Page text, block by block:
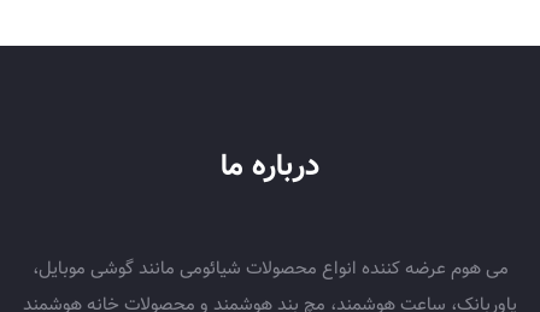
درباره ما
می هوم عرضه کننده انواع محصولات شیائومی مانند گوشی موبایل،
پاوربانک، ساعت هوشمند، مچ بند هوشمند و محصولات خانه هوشمند